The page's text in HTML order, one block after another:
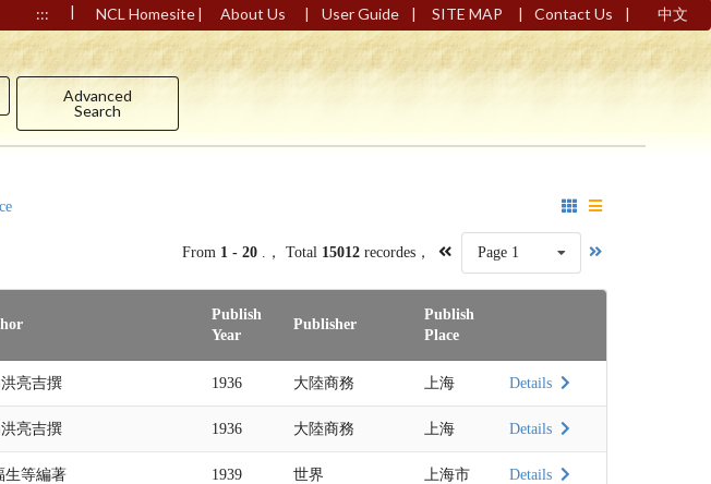
::: | NCL Homesite| About Us | User Guide | SITE MAP | Contact Us | 中文
Advanced
Search
From 1 - 20 .， Total 15012 recordes， Page 1
Publish
Year
Publisher
Publish
Place
亮吉撰 1936 大陸商務 上海 Details
亮吉撰 1936 大陸商務 上海 Details
生等編著 1939 世界 上海市 Details